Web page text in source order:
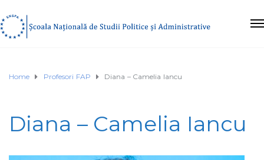
Home Profesori FAP Diana – Camelia Iancu
Diana – Camelia Iancu